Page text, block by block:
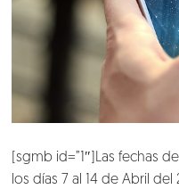
[sgmb id=”1″]Las fechas
los días 7 al 14 de Abril del